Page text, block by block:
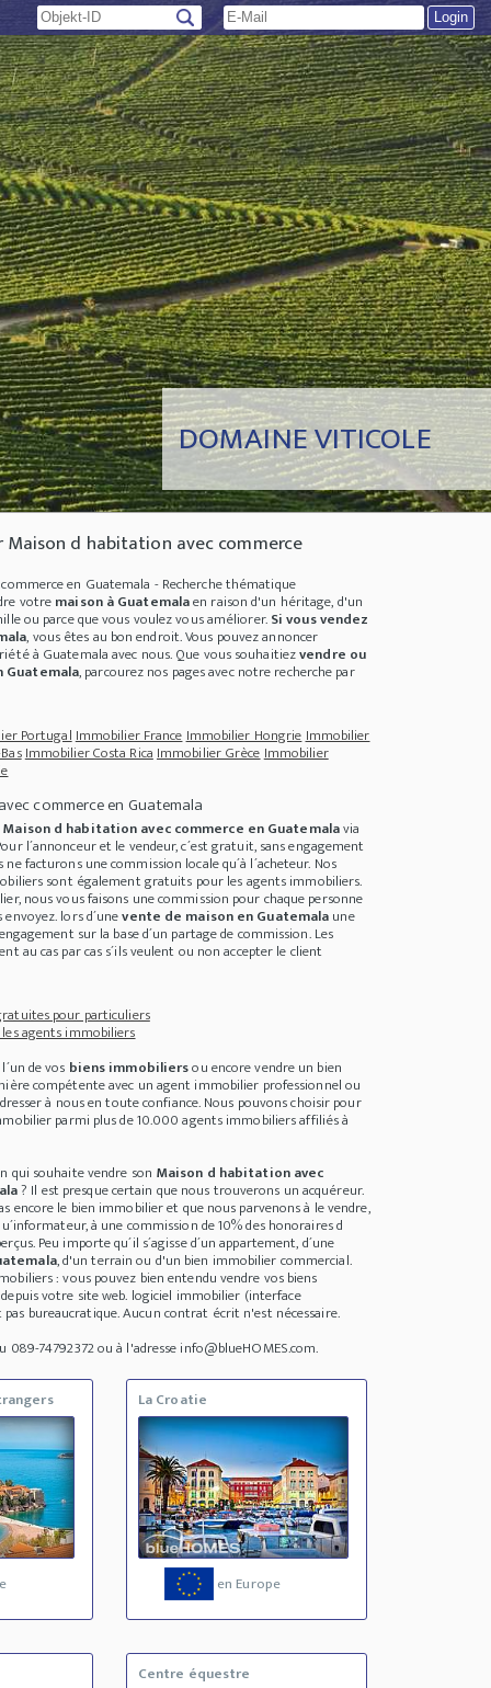
DOMAINE VITICOLE
für Immobilienkäufer 2021 - jetzt Immobilien kaufen?
d habitation avec commerce
en Guatemala - Recherche thématique
votremaison à Guatemalaen raison d'un héritage, d'un
ou parce que vous voulez vous améliorer.Si vous vendez
, vous êtes au bon endroit. Vous pouvez annoncer
à Guatemalaavec nous. Que vous souhaitiezvendre ou
Guatemala, parcourez nos pages avec notre recherche par
PortugalImmobilier FranceImmobilier HongrieImmobilier
Immobilier Costa RicaImmobilier GrèceImmobilier
commerce en Guatemala
Maison d habitation avec commerce en Guatemalavia
l´annonceur et le vendeur, c´est gratuit, sans engagement
facturons une commission locale qu´à l´acheteur. Nos
sont également gratuits pour les agents immobiliers.
nous vous faisons une commission pour chaque personne
lors d´unevente de maison en Guatemalaune
sur la base d´un partage de commission. Les
au cas par cas s´ils veulent ou non accepter le client
pour particuliers
agents immobiliers
de vos biens immobiliersou encore vendre un bien
compétente avec un agent immobilier professionnel ou
à nous en toute confiance. Nous pouvons choisir pour
parmi plus de 10.000 agents immobiliers affiliés à
qui souhaite vendre son Maison d habitation avec
? Il est presque certain que nous trouverons un acquéreur.
encore le bien immobilier et que nous parvenons à le vendre,
à une commission de 10% des honoraires d
Peu importe qu´il s´agisse d´un appartement, d´une
, d'un terrain ou d'un bien immobilier commercial.
: vous pouvez bien entendu vendre vos biens
votre site web. logiciel immobilier (interface
bureaucratique. Aucun contrat écrit n'est nécessaire.
089-74792372 ou à l'adresse info@blueHOMES.com.
La Croatie
en Europe
Centre équestre